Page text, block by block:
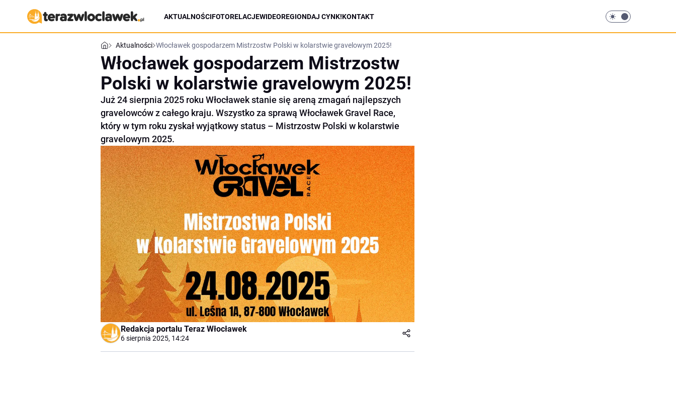
AKTUALNOŚCIFOTORELACJEWIDEOREGIONDAJ CYNK!KONTAKT
Aktualności Włocławek gospodarzem Mistrzostw Polski w kolarstwie gravelowym 2025!
Włocławek gospodarzem Mistrzostw
Polski w kolarstwie gravelowym 2025!
Już 24 sierpnia 2025 roku Włocławek stanie się areną zmagań najlepszych
gravelowców z całego kraju. Wszystko za sprawą Włocławek Gravel Race,
który w tym roku zyskał wyjątkowy status – Mistrzostw Polski w kolarstwie
gravelowym 2025.
Redakcja portalu Teraz Włocławek
6 sierpnia 2025, 14:24